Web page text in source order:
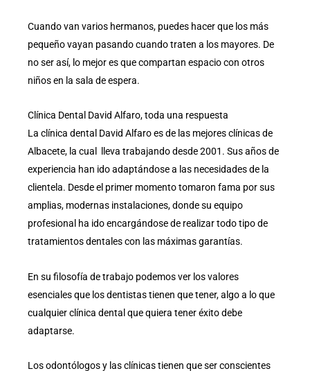
Cuando van varios hermanos, puedes hacer que los más
pequeño vayan pasando cuando traten a los mayores. De
no ser así, lo mejor es que compartan espacio con otros
niños en la sala de espera.
Clínica Dental David Alfaro, toda una respuesta
La clínica dental David Alfaro es de las mejores clínicas de
Albacete, la cual lleva trabajando desde 2001. Sus años de
experiencia han ido adaptándose a las necesidades de la
clientela. Desde el primer momento tomaron fama por sus
amplias, modernas instalaciones, donde su equipo
profesional ha ido encargándose de realizar todo tipo de
tratamientos dentales con las máximas garantías.
En su filosofía de trabajo podemos ver los valores
esenciales que los dentistas tienen que tener, algo a lo que
cualquier clínica dental que quiera tener éxito debe
adaptarse.
Los odontólogos y las clínicas tienen que ser conscientes